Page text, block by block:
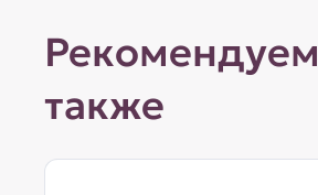
Рекомендуем
также